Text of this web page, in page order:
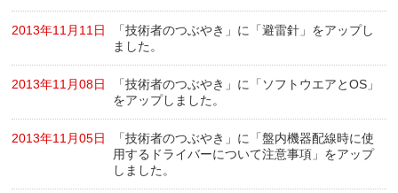
2013年11月11日
「技術者のつぶやき」に「避雷針」をアップし
ました。
2013年11月08日
「技術者のつぶやき」に「ソフトウエアとOS」
をアップしました。
2013年11月05日
「技術者のつぶやき」に「盤内機器配線時に使
用するドライバーについて注意事項」をアップ
しました。